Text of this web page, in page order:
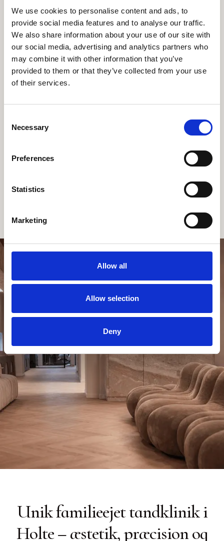
We use cookies to personalise content and ads, to
provide social media features and to analyse our traffic.
We also share information about your use of our site with
our social media, advertising and analytics partners who
may combine it with other information that you’ve
provided to them or that they’ve collected from your use
of their services.
Selection
Necessary
Preferences
Statistics
Marketing
Allow all
Allow selection
Deny
Et trygt og indbydende miljø
Vi har indrettet klinikken, så både børn og voksne
kan føle sig hjemme fra første øjeblik. Vores
omgivelser er rolige, varme og moderne, og vi gør
os umage for at skabe en oplevelse, hvor du kan
være helt tryg – også hvis du normalt er nervøs
for tandbehandling.
kop kaffe eller et glas koldt vitaminvand, mens du
venter
Book tid
Unik familieejet tandklinik i
Holte – æstetik, præcision og